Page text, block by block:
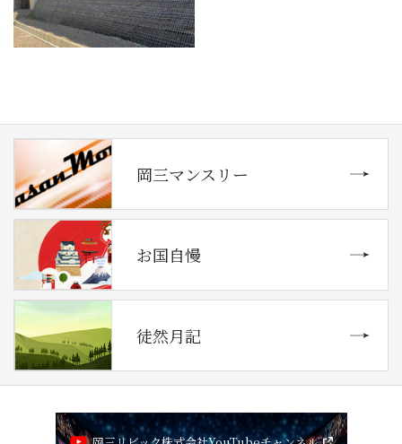
岡三マンスリー
お国自慢
徒然月記